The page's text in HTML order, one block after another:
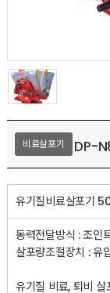
비료살포기 DP-
유기질비료살포기
동력전달방식 : 조인
살포량조절장치 : 유
유기질 비료, 퇴비